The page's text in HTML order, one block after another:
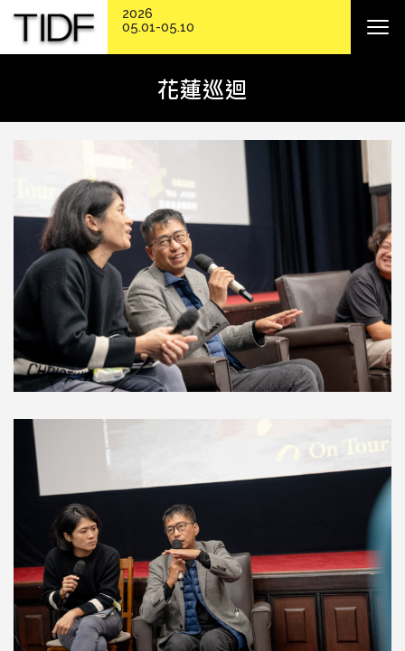
花蓮巡迴
2026
05.01-05.10